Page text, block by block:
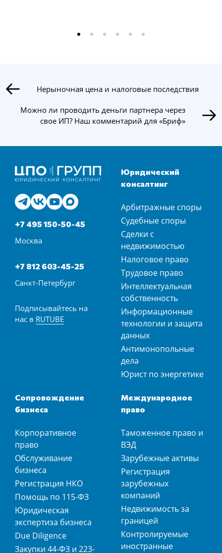
Нерыночная цена и налоговые последствия
Можно ли проводить деньги партнера через
свое ИП? Наш комментарий для «Бриф»
+7 495 150-50-45
Москва
+7 812 603-45-25
Санкт-Петербург
Подписывайтесь на
нас в RUTUBE
Юридический
консалтинг
Арбитражные споры
Судебные споры
Сделки с
недвижимостью
Налоговое право
Трудовое право
Интеллектуальная
собственность
Информационные
технологии и защита
данных
Антимонопольные
дела
Юрист по энергетике
Сопровождение
бизнеса
Корпоративное
право
Обслуживание
бизнеса
Регистрация НКО
Помощь по 115-ФЗ
Юридическая
экспертиза бизнеса
Due Diligence
Закупки 44-ФЗ и 223-
Международное
право
Таможенное право и
ВЭД
Зарубежные активы
Регистрация
зарубежных
компаний
Недвижимость за
границей
Контролируемые
иностранные